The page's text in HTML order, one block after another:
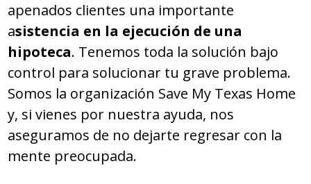
apenados clientes una importante
asistencia en la ejecución de una
hipoteca. Tenemos toda la solución bajo
control para solucionar tu grave problema.
Somos la organización Save My Texas Home
y, si vienes por nuestra ayuda, nos
aseguramos de no dejarte regresar con la
mente preocupada.